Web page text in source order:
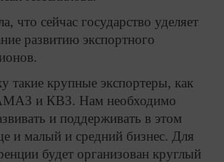
что сейчас государство уделяет
развитию экспортного
такие крупные экспортеры, как
и КВЗ. Нам необходимо
и поддерживать в этом
и малый и средний бизнес. Для
будет организован круглый